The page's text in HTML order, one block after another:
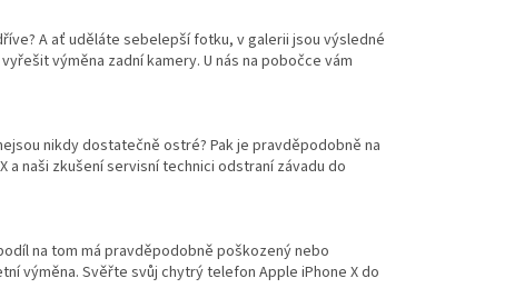
A ať uděláte sebelepší fotku, v galerii jsou výsledné
výměna zadní kamery. U nás na pobočce vám
nikdy dostatečně ostré? Pak je pravděpodobně na
naši zkušení servisní technici odstraní závadu do
na tom má pravděpodobně poškozený nebo
výměna. Svěřte svůj chytrý telefon Apple iPhone X do